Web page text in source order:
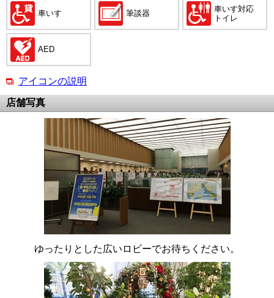
車いす 筆談器
車いす対応
トイレ
AED
アイコンの説明
店舗写真
ゆったりとした広いロビーでお待ちください。